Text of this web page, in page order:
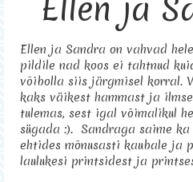
Minust
Foto
Käsitöö
Asjad müügis
Sisustus
Kontakt
Ellen ja
Ellen ja Sandra on vahvad
pildile nad koos ei tahtnud
võibolla siis järgmisel korral.
kaks väikest hammast ja
tulemas, sest igal võimalikul
sügada :). Sandraga saime ka
ehtides mõnusasti kaubale ja
laulukesi printsidest ja